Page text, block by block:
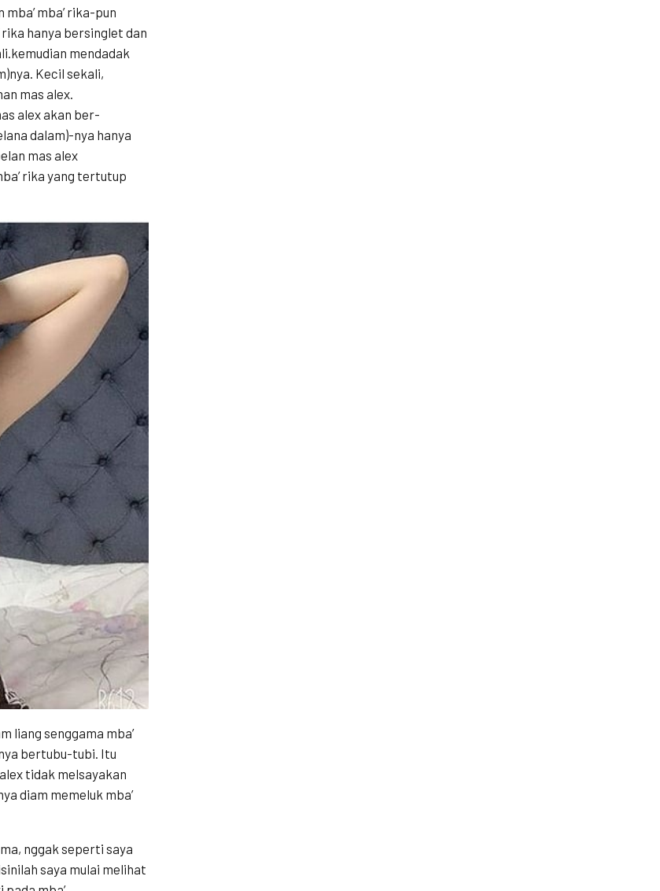
mba’ rika-pun
hanya bersinglet dan
mendadak
Kecil sekali,
mas alex.
alex akan ber-
dalam)-nya hanya
mas alex
rika yang tertutup
liang senggama mba’
bertubu-tubi. Itu
tidak melsayakan
diam memeluk mba’
nggak seperti saya
saya mulai melihat